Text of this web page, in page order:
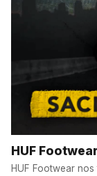
HUF
HUF Footwear